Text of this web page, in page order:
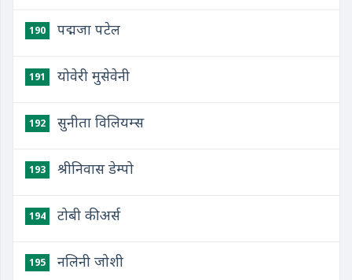
190 पद्मजा पटेल
191 योवेरी मुसेवेनी
192 सुनीता विलियम्स
193 श्रीनिवास डेम्पो
194 टोबी कीअर्स
195 नलिनी जोशी